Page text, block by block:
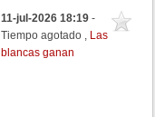
11-jul-2026 18:19-
Tiempo agotado , Las
blancas ganan